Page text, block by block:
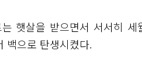
햇살을 받으면서 서서히 세
백으로 탄생시켰다.